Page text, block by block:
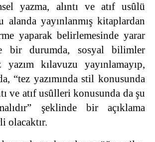
yazma, alıntı ve atıf usûlü
alanda yayınlanmış kitaplardan
yaparak belirlemesinde yarar
bir durumda, sosyal bilimler
kılavuzu yayınlamayıp,
“tez yazımında stil konusunda
ve atıf usûlleri konusunda da şu
şeklinde bir açıklama
olacaktır.